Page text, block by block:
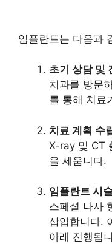
임플란트는 다음과
초기 상담 및
치과를 방문
를 통해 치료
치료 계획 수
X-ray 및 CT
을 세웁니다.
임플란트 시
스페셜 나사
삽입합니다.
아래 진행됩